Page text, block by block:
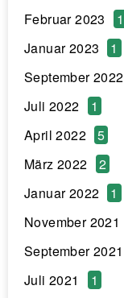
Februar 2023
1
Januar 2023
1
September 2022
Juli 2022
1
April 2022
5
März 2022
2
Januar 2022
1
November 2021
September 2021
Juli 2021
1